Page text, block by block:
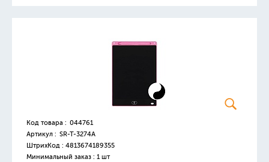
Код товара : 044761
Артикул : SR-T-3274A
ШтрихКод : 4813674189355
Минимальный заказ : 1 шт